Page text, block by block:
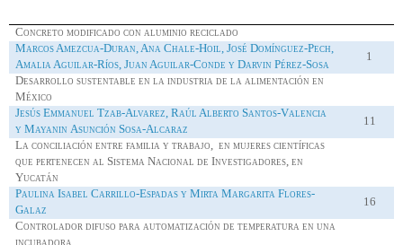
Concreto modificado con aluminio reciclado
Marcos Amezcua-Duran, Ana Chale-Hoil, José Domínguez-Pech,
Amalia Aguilar-Ríos, Juan Aguilar-Conde y Darvin Pérez-Sosa
1
Desarrollo sustentable en la industria de la alimentación en
México
Jesús Emmanuel Tzab-Alvarez, Raúl Alberto Santos-Valencia
yMayanin Asunción Sosa-Alcaraz
11
La conciliación entre familia y trabajo, en mujeres científicas
que pertenecen al Sistema Nacional de Investigadores, en
Yucatán
Paulina Isabel Carrillo-Espadas y Mirta Margarita Flores-
Galaz
16
Controlador difuso para automatización de temperatura en una
incubadora